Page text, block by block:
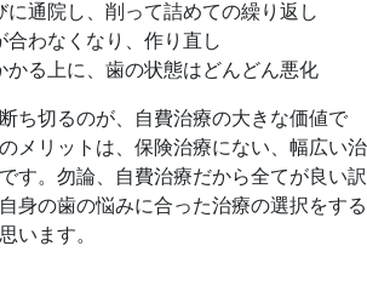
に通院し、削って詰めての繰り返し
合わなくなり、作り直し
かる上に、歯の状態はどんどん悪化
ち切るのが、自費治療の大きな価値で
メリットは、保険治療にない、幅広い治
す。勿論、自費治療だから全てが良い訳
身の歯の悩みに合った治療の選択をする
います。